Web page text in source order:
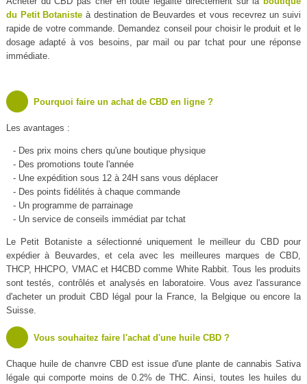
du Petit Botaniste à destination de Beuvardes et vous recevrez un suivi
rapide de votre commande. Demandez conseil pour choisir le produit et le
dosage adapté à vos besoins, par mail ou par tchat pour une réponse
immédiate.
Pourquoi faire un achat de CBD en ligne ?
Les avantages :
- Des prix moins chers qu'une boutique physique
- Des promotions toute l'année
- Une expédition sous 12 à 24H sans vous déplacer
- Des points fidélités à chaque commande
- Un programme de parrainage
- Un service de conseils immédiat par tchat
Le Petit Botaniste a sélectionné uniquement le meilleur du CBD pour
expédier à Beuvardes, et cela avec les meilleures marques de CBD,
THCP, HHCPO, VMAC et H4CBD comme White Rabbit. Tous les produits
sont testés, contrôlés et analysés en laboratoire. Vous avez l'assurance
d'acheter un produit CBD légal pour la France, la Belgique ou encore la
Suisse.
Vous souhaitez faire l'achat d'une huile CBD ?
Chaque huile de chanvre CBD est issue d'une plante de cannabis Sativa
légale qui comporte moins de 0.2% de THC. Ainsi, toutes les huiles du